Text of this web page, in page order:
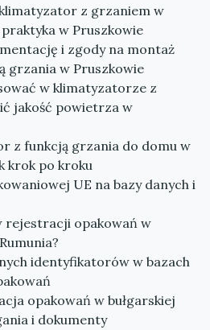
z grzaniem w
w Pruszkowie
i zgody na montaż
grzania w Pruszkowie
w klimatyzatorze z
jakość powietrza w
z funkcją grzania do domu w
krok po kroku
UE na bazy danych i
rejestracji opakowań w
identyfikatorów w bazach
opakowań w bułgarskiej
i dokumenty